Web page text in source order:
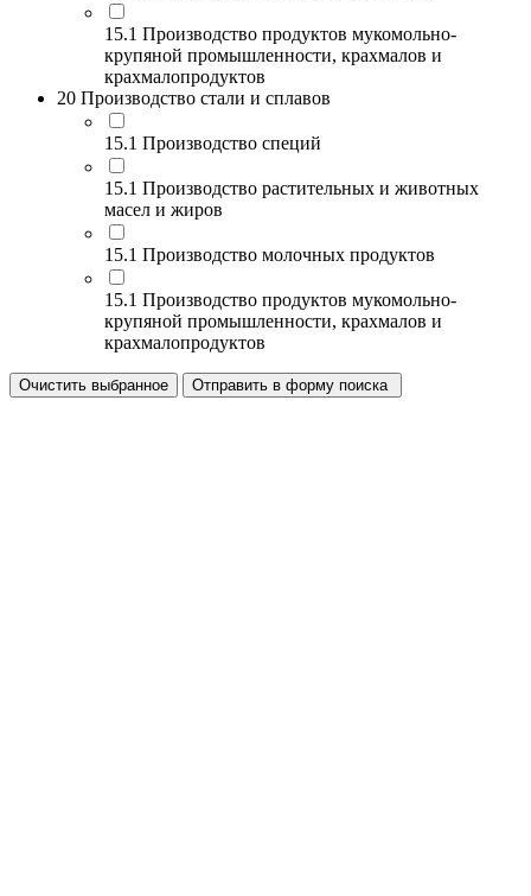
15.1 Производство продуктов мукомольно-
крупяной промышленности, крахмалов и
крахмалопродуктов
20 Производство стали и сплавов
15.1 Производство специй
15.1 Производство растительных и животных
масел и жиров
15.1 Производство молочных продуктов
15.1 Производство продуктов мукомольно-
крупяной промышленности, крахмалов и
крахмалопродуктов